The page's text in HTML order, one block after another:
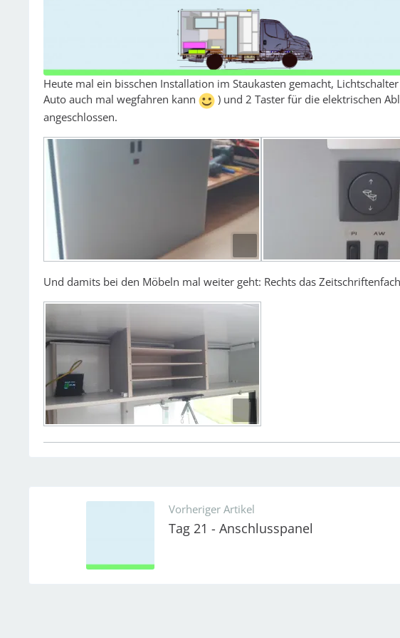
Heute mal ein bisschen Installation im Staukasten gemacht,
Auto auch mal wegfahren kann
) und 2 Taster für die elektrischen
angeschlossen.
Und damits bei den Möbeln mal weiter geht: Rechts das
Vorheriger Artikel
Tag 21 - Anschlusspanel